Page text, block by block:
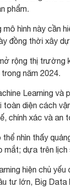
phẩm.
mô hình này cần
đồng thời xây
rộng thị trường
năm 2024.
Learning
toàn diện cách
chính xác và an
nhìn thấy
mắt; dựa trên
hiện chủ
tư lớn, Big Data